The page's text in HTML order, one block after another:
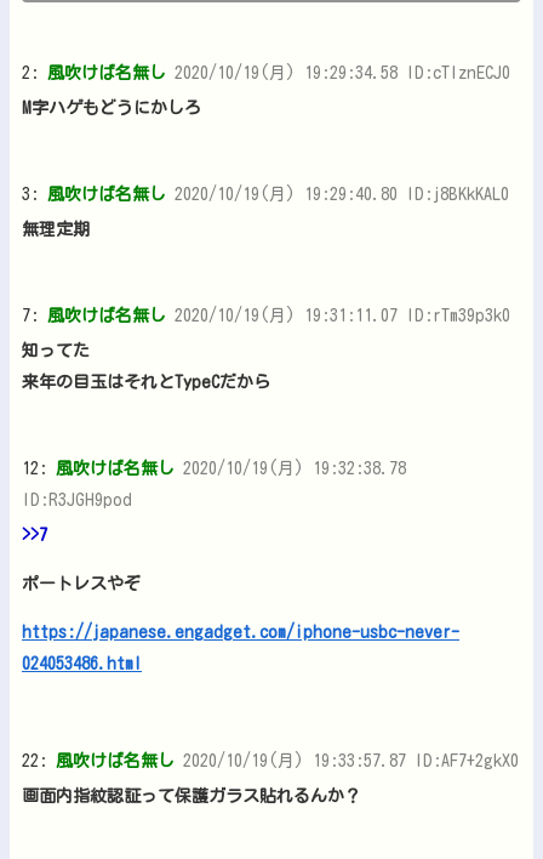
2: 風吹けば名無し 2020/10/19(月) 19:29:34.58 ID:cTIznECJ0
M字ハゲもどうにかしろ
3: 風吹けば名無し 2020/10/19(月) 19:29:40.80 ID:j8BKkKAL0
無理定期
7: 風吹けば名無し 2020/10/19(月) 19:31:11.07 ID:rTm39p3k0
知ってた
来年の目玉はそれとTypeCだから
12: 風吹けば名無し 2020/10/19(月) 19:32:38.78
ID:R3JGH9pod
>>7
ポートレスやぞ
https://japanese.engadget.com/iphone-usbc-never-
024053486.html
22: 風吹けば名無し 2020/10/19(月) 19:33:57.87 ID:AF7+2gkX0
画面内指紋認証って保護ガラス貼れるんか？